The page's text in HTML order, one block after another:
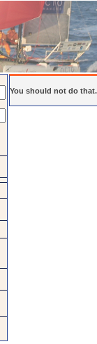
You should not do